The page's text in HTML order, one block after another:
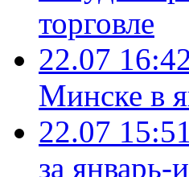
торговле
22.07
Минске в
22.07 15:51
за